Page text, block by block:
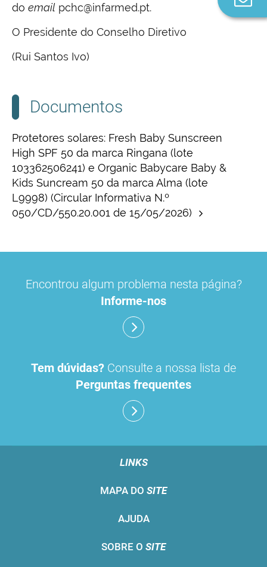
do email pchc@infarmed.pt.
O Presidente do Conselho Diretivo
(Rui Santos Ivo)
Documentos
Protetores solares: Fresh Baby Sunscreen
High SPF 50 da marca Ringana (lote
103362506241) e Organic Babycare Baby &
Kids Suncream 50 da marca Alma (lote
L9998) (Circular Informativa N.º
050/CD/550.20.001 de 15/05/2026)
Encontrou algum problema nesta página?
Informe-nos
Tem dúvidas? Consulte a nossa lista de
Perguntas frequentes
LINKS
MAPA DO SITE
AJUDA
SOBRE O SITE